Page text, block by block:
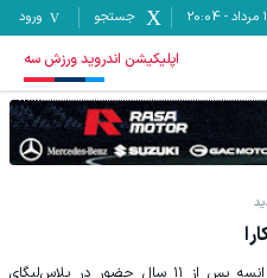
-
20:04 جستجو ورود
اپلیکیشن اندروید ورزش سه
پاسور باتجربه و سابق تیم ملی والیبال فرانسه پس از ۱۱ سال حضور در پلاس‌لیگای